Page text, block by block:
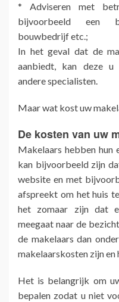
* Adviseren met
bijvoorbeeld een
bouwbedrijf etc.;
In het geval dat de
aanbiedt, kan deze u
andere specialisten.
Maar wat kost uw
De kosten van uw
Makelaars hebben hun
kan bijvoorbeeld zijn
website en met
afspreekt om het huis
het zomaar zijn dat
meegaat naar de
de makelaars dan
makelaarskosten zijn en
Het is belangrijk om
bepalen zodat u niet